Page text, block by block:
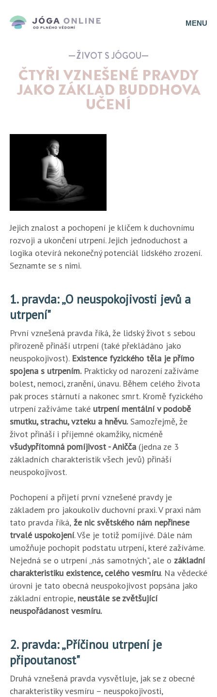
MENU
ŽIVOT S JÓGOU
ČTYŘI VZNEŠENÉ PRAVDY
JAKO ZÁKLAD BUDDHOVA
UČENÍ
Jejich znalost a pochopení je klíčem k duchovnímu
rozvoji a ukončení utrpení. Jejich jednoduchost a
logika otevírá nekonečný potenciál lidského zrození.
Seznamte se s nimi.
1. pravda: „O neuspokojivosti jevů a
utrpení"
První vznešená pravda říká, že lidský život s sebou
přirozeně přináší utrpení (také překládáno jako
neuspokojivost). Existence fyzického těla je přímo
spojena s utrpením.Prakticky od narození zažíváme
bolest, nemoci, zranění, únavu. Během celého života
pak proces stárnutí a nakonec smrt. Kromě fyzického
utrpení zažíváme také utrpení mentální v podobě
smutku, strachu, vzteku a hněvu.Samozřejmě, že
život přináší i příjemné okamžiky, nicméně
všudypřítomná pomíjivost - Aničča (jedna ze 3
základních charakteristik všech jevů) přináší
neuspokojivost.
Pochopení a přijetí první vznešené pravdy je
základem pro jakoukoliv duchovní praxi. V praxi nám
tato pravda říká, že nic světského nám nepřinese
trvalé uspokojení. Vše je totiž pomíjívé. Dále nám
umožňuje pochopit podstatu utrpení, které zažíváme.
Nejedná se o utrpení „nás samotných", ale o základní
charakteristiku existence, celého vesmíru. Na vědecké
úrovni je tato obecná neuspokojivost popsána jako
základní entropie, neustále se zvětšující
neuspořádanost vesmíru.
2. pravda: „Příčinou utrpení je
připoutanost"
Druhá vznešená pravda vysvětluje, jak se z obecné
charakteristiky vesmíru – neuspokojivosti,